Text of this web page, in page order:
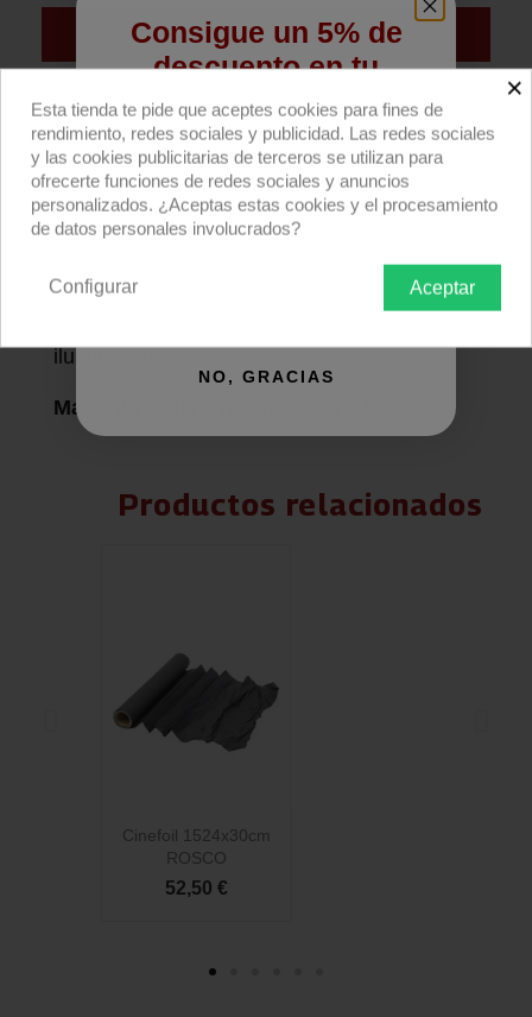
Añadir al carrito
Compra ahora
Rollo filtro Rosco E-colour+ E113 Magenta
762x122cm.
Devoluciones Envío
iluminación.
Magenta
Productos relacionados
Cinefoil 1524x30cm
ROSCO
52,50 €
×
Esta tienda te pide que aceptes cookies para fines de
rendimiento, redes sociales y publicidad. Las redes sociales
y las cookies publicitarias de terceros se utilizan para
ofrecerte funciones de redes sociales y anuncios
personalizados. ¿Aceptas estas cookies y el procesamiento
de datos personales involucrados?
Aceptar
Configurar
Consigue un 5% de
descuento en tu
primera compra
Regístrate para recibir el descuento.
Email
NO, GRACIAS